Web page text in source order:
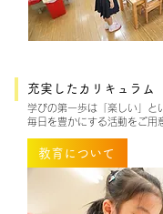
充実したカリキュラム
学びの第一歩は「楽しい」と
毎日を豊かにする活動をご用
教育について